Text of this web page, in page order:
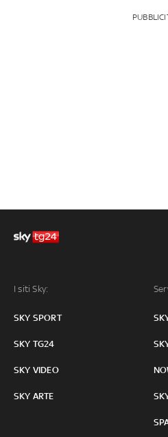
I siti Sky:
SKY SPORT
SKY TG24
SKY VIDEO
SKY ARTE